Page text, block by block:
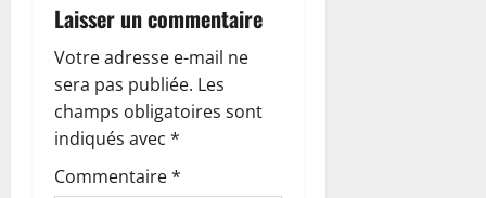
t
i
o
n
Laisser un commentaire
Votre adresse e-mail ne
sera pas publiée. Les
champs obligatoires sont
indiqués avec *
Commentaire*